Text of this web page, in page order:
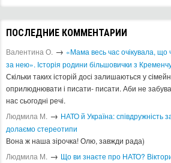
ПОСЛЕДНИЕ КОММЕНТАРИИ
Валентина О. → «Мама весь час очікувала, що
за нею». Історія родини більшовички з
Скільки таких історій досі залишаються у
оприлюднювати і писати- писати. Аби не
нас сьогодні речі.
Людмила М. → ​НАТО й Україна: співдружність
долаємо стереотипи
Вона ж наша зірочка! Олю, завжди рада)
Людмила М. → Що ви знаєте про НАТО?